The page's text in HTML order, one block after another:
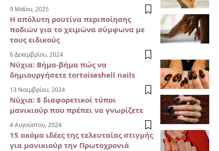
9 Μαΐου, 2025
Η απόλυτη ρουτίνα περιποίησης
ποδιών για το χειμώνα σύμφωνα με
τους ειδικούς
6 Δεκεμβρίου, 2024
Νύχια: Βήμα-βήμα πώς να
δημιουργήσετε tortoiseshell nails
13 Νοεμβρίου, 2024
Νύχια: 8 διαφορετικοί τύποι
μανικιούρ που πρέπει να γνωρίζετε
4 Αυγούστου, 2024
15 ακόμα ιδέες της τελευταίας στιγμής
για μανικιούρ την Πρωτοχρονιά